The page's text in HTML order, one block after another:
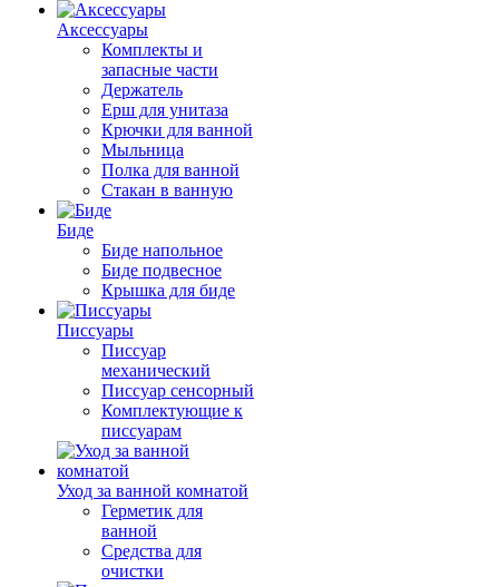
Аксессуары
Комплекты и
запасные части
Держатель
Ерш для унитаза
Крючки для ванной
Мыльница
Полка для ванной
Стакан в ванную
Биде
Биде напольное
Биде подвесное
Крышка для биде
Писсуары
Писсуар
механический
Писсуар сенсорный
Комплектующие к
писсуарам
Уход за ванной комнатой
Герметик для
ванной
Средства для
очистки